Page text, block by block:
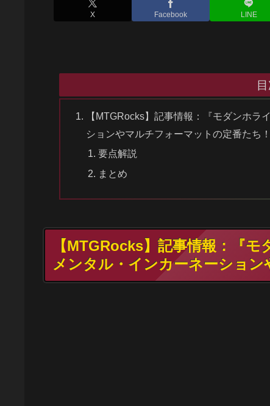
X Facebook LINE
【MTGRocks】記事情報：『モダンホ
ションやマルチフォーマットの定番たち！
要点解説
まとめ
【MTGRocks】記事情報：『
メンタル・インカーネーション